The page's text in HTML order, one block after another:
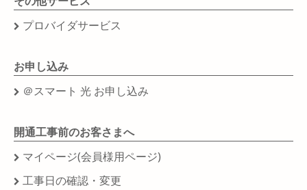
プロバイダサービス
お申し込み
＠スマート 光 お申し込み
開通工事前のお客さまへ
マイページ(会員様用ページ)
工事日の確認・変更